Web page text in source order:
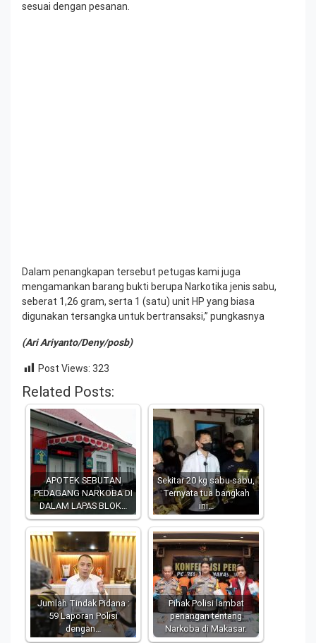
sesuai dengan pesanan.
Dalam penangkapan tersebut petugas kami juga
mengamankan barang bukti berupa Narkotika jenis sabu,
seberat 1,26 gram, serta 1 (satu) unit HP yang biasa
digunakan tersangka untuk bertransaksi,” pungkasnya
(Ari Ariyanto/Deny/posb)
Post Views: 323
Related Posts:
APOTEK SEBUTAN
PEDAGANG NARKOBA DI
DALAM LAPAS BLOK…
Sekitar 20 kg sabu-sabu,
Ternyata tua bangkah
ini…
Jumlah Tindak Pidana :
59 Laporan Polisi
dengan…
Pihak Polisi lambat
penangan tentang
Narkoba di Makasar.